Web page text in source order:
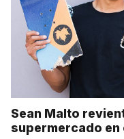
Sean Malto
supermercado